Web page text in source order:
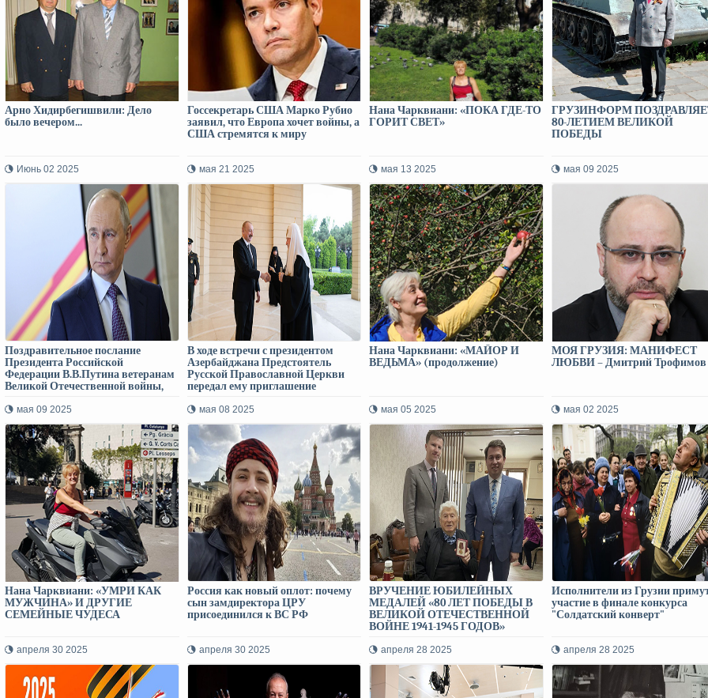
Арно Хидирбегишвили: Дело
было вечером...
Июнь 02 2025
Госсекретарь США Марко Рубио
заявил, что Европа хочет войны, а
США стремятся к миру
мая 21 2025
Нана Чарквиани: «ПОКА ГДЕ-ТО
ГОРИТ СВЕТ»
мая 13 2025
ГРУЗИНФОРМ
80-ЛЕТИЕМ ВЕЛИКОЙ
ПОБЕДЫ
мая 09 2025
Поздравительное послание
Президента Российской
Федерации В.В.Путина ветеранам
Великой Отечественной войны,
мая 09 2025
В ходе встречи с президентом
Азербайджана Предстоятель
Русской Православной Церкви
передал ему приглашение
Москву 9 мая
мая 08 2025
Нана Чарквиани: «МАЙОР И
ВЕДЬМА» (продолжение)
мая 05 2025
МОЯ ГРУЗИЯ: МАНИФЕСТ
ЛЮБВИ – Дмитрий Трофимов
мая 02 2025
Нана Чарквиани: «УМРИ КАК
МУЖЧИНА» И ДРУГИЕ
СЕМЕЙНЫЕ ЧУДЕСА
апреля 30 2025
Россия как новый оплот: почему
сын замдиректора ЦРУ
присоединился к ВС РФ
апреля 30 2025
ВРУЧЕНИЕ ЮБИЛЕЙНЫХ
МЕДАЛЕЙ «80 ЛЕТ ПОБЕДЫ В
ВЕЛИКОЙ ОТЕЧЕСТВЕННОЙ
ВОЙНЕ 1941-1945 ГОДОВ»
апреля 28 2025
Исполнители из Грузии
участие в финале конкурса
"Солдатский конверт"
апреля 28 2025